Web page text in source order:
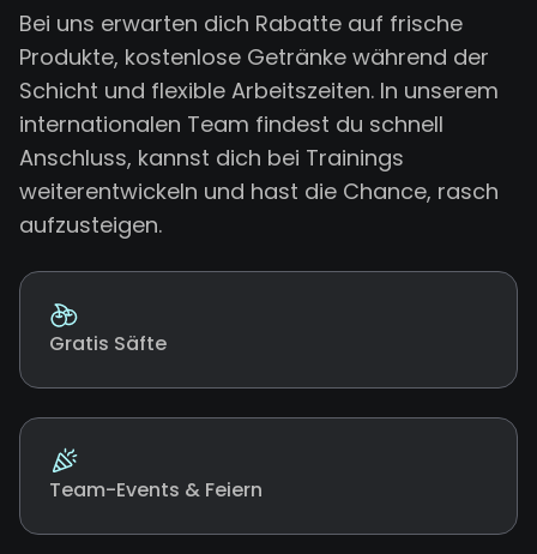
Bei uns erwarten dich Rabatte auf frische
Produkte, kostenlose Getränke während der
Schicht und flexible Arbeitszeiten. In unserem
internationalen Team findest du schnell
Anschluss, kannst dich bei Trainings
weiterentwickeln und hast die Chance, rasch
aufzusteigen.
Gratis Säfte
Team-Events & Feiern